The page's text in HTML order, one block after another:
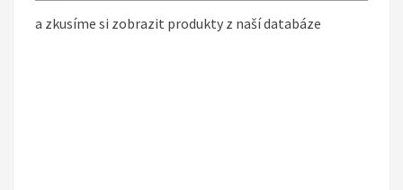
a zkusíme si zobrazit produkty z naší databáze